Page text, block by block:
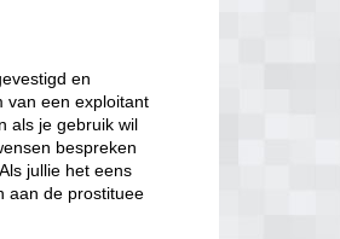
en
van een exploitant
als je gebruik wil
bespreken
jullie het eens
aan de prostituee